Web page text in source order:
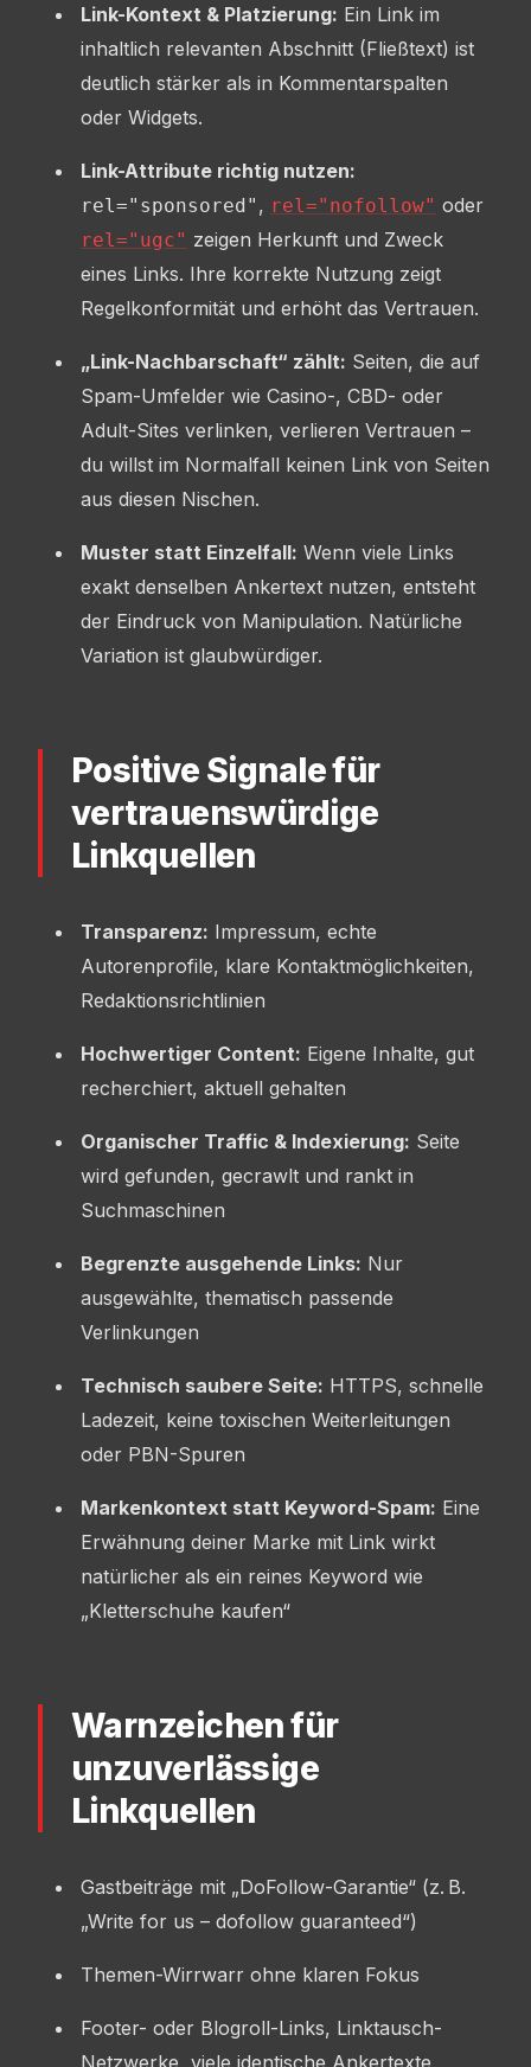
Link-Kontext & Platzierung: Ein Link im
inhaltlich relevanten Abschnitt (Fließtext) ist
deutlich stärker als in Kommentarspalten
oder Widgets.
Link-Attribute richtig nutzen:
rel="sponsored" , rel="nofollow" oder
rel="ugc" zeigen Herkunft und Zweck
eines Links. Ihre korrekte Nutzung zeigt
Regelkonformität und erhöht das Vertrauen.
„Link-Nachbarschaft“ zählt: Seiten, die auf
Spam-Umfelder wie Casino-, CBD- oder
Adult-Sites verlinken, verlieren Vertrauen –
du willst im Normalfall keinen Link von Seiten
aus diesen Nischen.
Muster statt Einzelfall: Wenn viele Links
exakt denselben Ankertext nutzen, entsteht
der Eindruck von Manipulation. Natürliche
Variation ist glaubwürdiger.
Positive Signale für
vertrauenswürdige
Linkquellen
Transparenz: Impressum, echte
Autorenprofile, klare Kontaktmöglichkeiten,
Redaktionsrichtlinien
Hochwertiger Content: Eigene Inhalte, gut
recherchiert, aktuell gehalten
Organischer Traffic & Indexierung: Seite
wird gefunden, gecrawlt und rankt in
Suchmaschinen
Begrenzte ausgehende Links: Nur
ausgewählte, thematisch passende
Verlinkungen
Technisch saubere Seite: HTTPS, schnelle
Ladezeit, keine toxischen Weiterleitungen
oder PBN-Spuren
Markenkontext statt Keyword-Spam: Eine
Erwähnung deiner Marke mit Link wirkt
natürlicher als ein reines Keyword wie
„Kletterschuhe kaufen“
Warnzeichen für
unzuverlässige
Linkquellen
Gastbeiträge mit „DoFollow-Garantie“ (z. B.
„Write for us – dofollow guaranteed“)
Themen-Wirrwarr ohne klaren Fokus
Footer- oder Blogroll-Links, Linktausch-
Netzwerke, viele identische Ankertexte